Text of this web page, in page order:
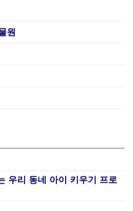
원
우리 동네 아이 키우기 프로